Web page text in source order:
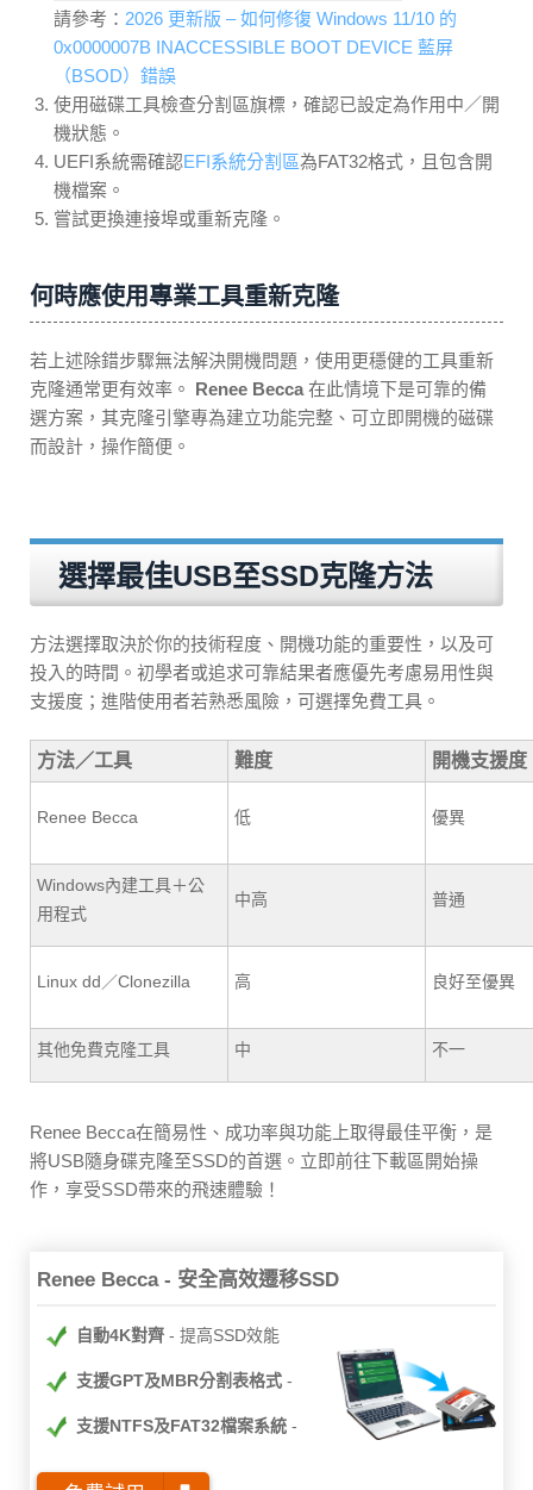
請參考： 2026 更新版 – 如何修復 Windows 11/10 的
0x0000007B INACCESSIBLE BOOT DEVICE 藍屏
（BSOD）錯誤
使用磁碟工具檢查分割區旗標，確認已設定為作用中／開
機狀態。
UEFI系統需確認EFI系統分割區為FAT32格式，且包含開
機檔案。
嘗試更換連接埠或重新克隆。
何時應使用專業工具重新克隆
若上述除錯步驟無法解決開機問題，使用更穩健的工具重新
克隆通常更有效率。 Renee Becca 在此情境下是可靠的備
選方案，其克隆引擎專為建立功能完整、可立即開機的磁碟
而設計，操作簡便。
選擇最佳USB至SSD克隆方法
方法選擇取決於你的技術程度、開機功能的重要性，以及可
投入的時間。初學者或追求可靠結果者應優先考慮易用性與
支援度；進階使用者若熟悉風險，可選擇免費工具。
方法／工具 難度 開機支援度
Renee Becca 低 優異
Windows內建工具＋公
用程式
中高 普通
Linux dd／Clonezilla 高 良好至優異
其他免費克隆工具 中 不一
Renee Becca在簡易性、成功率與功能上取得最佳平衡，是
將USB隨身碟克隆至SSD的首選。立即前往下載區開始操
作，享受SSD帶來的飛速體驗！
Renee Becca - 安全高效遷移SSD
自動4K對齊 提高SSD效能
支援GPT及MBR分割表格式
支援NTFS及FAT32檔案系統